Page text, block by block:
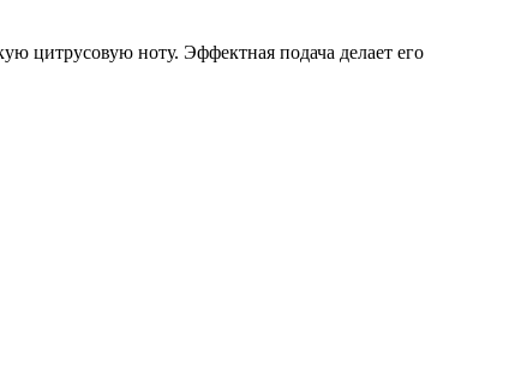
цитрусовую ноту. Эффектная подача делает его